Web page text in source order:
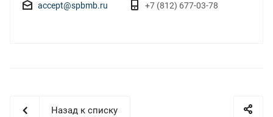
accept@spbmb.ru +7 (812) 677-03-78
Назад к списку